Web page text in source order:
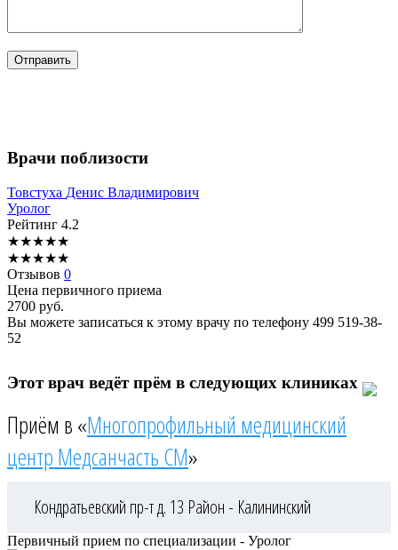
Врачи поблизости
Товстуха Денис Владимирович
Уролог
Рейтинг 4.2
★★★★★
★★★★★
Отзывов 0
Цена первичного приема
2700 руб.
Вы можете записаться к этому врачу по телефону 499 519-38-
52
Этот врач ведёт прём в следующих клиниках
Приём в «Многопрофильный медицинский
центр Медсанчасть СМ»
Кондратьевский пр-т д. 13 Район - Калининский
Первичный прием по специализации - Уролог